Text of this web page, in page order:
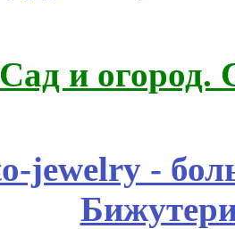
Сад и огород.
jewelry -